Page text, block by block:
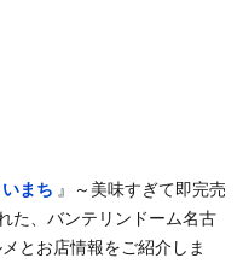
まち 』～美味すぎて即完売
た、バンテリンドーム名古
とお店情報をご紹介しま